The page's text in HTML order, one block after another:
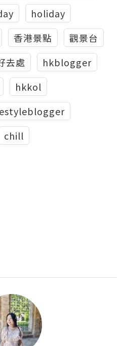
holiday
香港景點
觀景台
去處
hkblogger
hkkol
chill